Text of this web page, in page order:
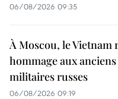
06/08/2026 09:35
À Moscou, le Vietnam
hommage aux
militaires russes
06/08/2026 09:19